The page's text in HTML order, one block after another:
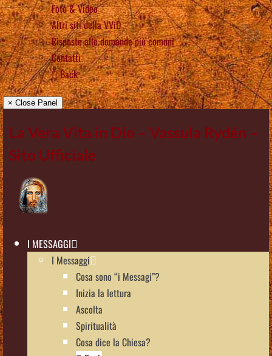
Foto & Video
Altri siti della VViD
Risposte alle domande più comuni
Contatti
Back
× Close Panel
La Vera Vita in Dio – Vassula Rydén –
Sito Ufficiale
I MESSAGGI
I Messaggi
Cosa sono “i Messagi”?
Inizia la lettura
Ascolta
Spiritualità
Cosa dice la Chiesa?